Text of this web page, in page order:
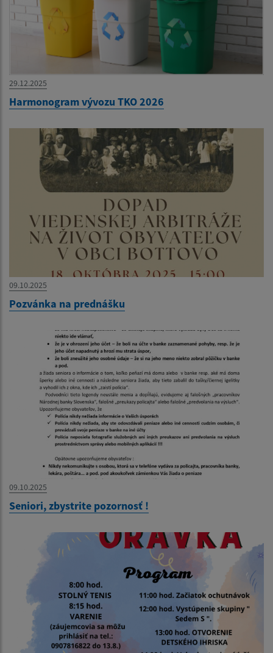
29.12.2025
Harmonogram vývozu TKO 2026
09.10.2025
Pozvánka na prednášku
09.10.2025
Seniori, zbystrite pozornosť !